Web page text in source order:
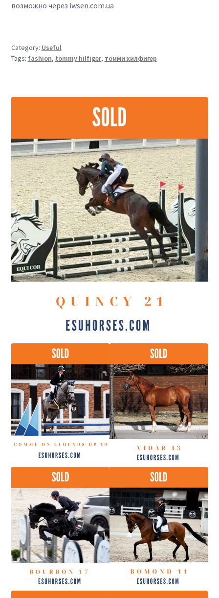
возможно через iwsen.com.ua
Category: Useful
Tags: fashion, tommy hilfiger, томми хилфигер